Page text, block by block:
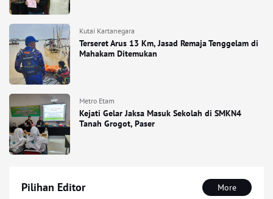
Kutai Kartanegara
Terseret Arus 13 Km, Jasad Remaja Tenggelam di
Mahakam Ditemukan
Metro Etam
Kejati Gelar Jaksa Masuk Sekolah di SMKN4
Tanah Grogot, Paser
Pilihan Editor More